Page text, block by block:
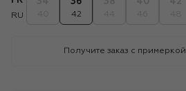
RU 42
Получите заказ с примеркой